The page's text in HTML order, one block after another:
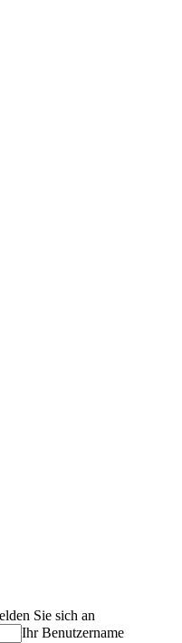
Sie sich an
Ihr Benutzername